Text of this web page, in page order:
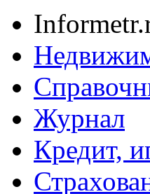
Журнал
Кредит,